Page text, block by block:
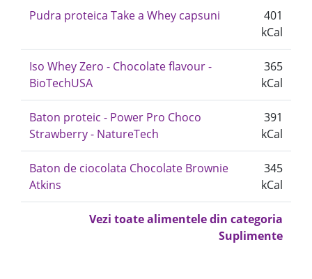
Pudra proteica Take a Whey capsuni
401
kCal
Iso Whey Zero - Chocolate flavour -
BioTechUSA
365
kCal
Baton proteic - Power Pro Choco
Strawberry - NatureTech
391
kCal
Baton de ciocolata Chocolate Brownie
Atkins
345
kCal
Vezi toate alimentele din categoria
Suplimente